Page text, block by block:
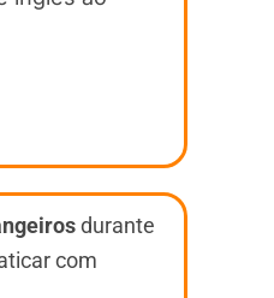
durante
com